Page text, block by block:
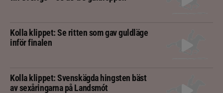
Kolla klippet: Se ritten som gav guldläge
inför finalen
Kolla klippet: Svenskägda hingsten bäst
av sexåringarna på Landsmót